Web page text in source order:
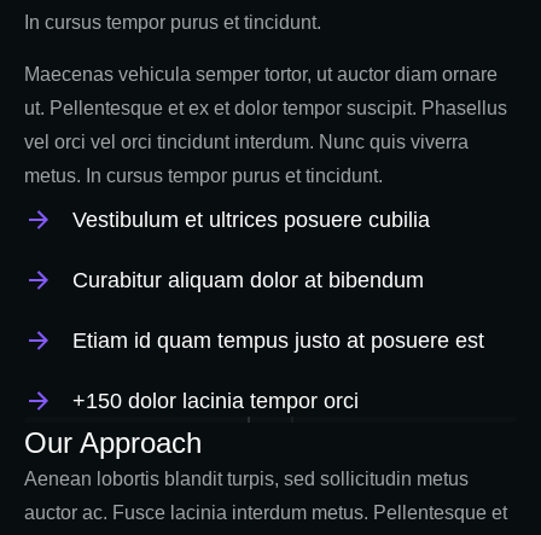
In cursus tempor purus et tincidunt.
Maecenas vehicula semper tortor, ut auctor diam ornare
ut. Pellentesque et ex et dolor tempor suscipit. Phasellus
vel orci vel orci tincidunt interdum. Nunc quis viverra
metus. In cursus tempor purus et tincidunt.
Vestibulum et ultrices posuere cubilia
Curabitur aliquam dolor at bibendum
Etiam id quam tempus justo at posuere est
+150 dolor lacinia tempor orci
Our Approach
Aenean lobortis blandit turpis, sed sollicitudin metus
auctor ac. Fusce lacinia interdum metus. Pellentesque et